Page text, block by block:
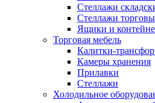
Стеллажи
Стеллажи
Ящики и
Торговая мебель
Калитки-
Камеры хранения
Прилавки
Стеллажи
Холодильное